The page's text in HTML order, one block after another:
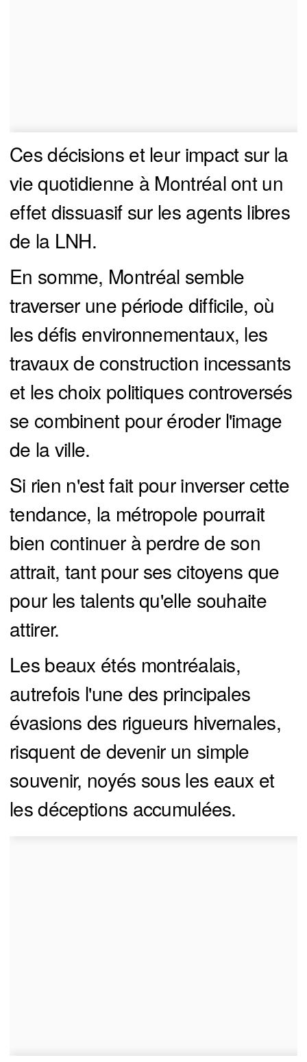
Ces décisions et leur impact sur la
vie quotidienne à Montréal ont un
effet dissuasif sur les agents libres
de la LNH.
En somme, Montréal semble
traverser une période difficile, où
les défis environnementaux, les
travaux de construction incessants
et les choix politiques controversés
se combinent pour éroder l'image
de la ville.
Si rien n'est fait pour inverser cette
tendance, la métropole pourrait
bien continuer à perdre de son
attrait, tant pour ses citoyens que
pour les talents qu'elle souhaite
attirer.
Les beaux étés montréalais,
autrefois l'une des principales
évasions des rigueurs hivernales,
risquent de devenir un simple
souvenir, noyés sous les eaux et
les déceptions accumulées.